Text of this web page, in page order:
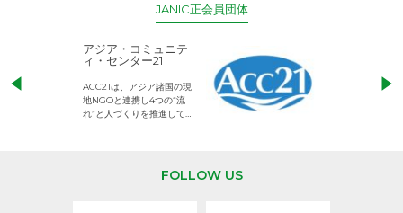
JANIC正会員団体
アジア・コミュニテ
ィ・センター21
ACC21は、アジア諸国の現
地NGOと連携し4つの“流
れ”と人づくりを推進してい
児童労働のない
権利が守られた
FOLLOW US